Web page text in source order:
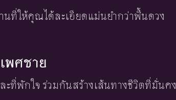
นที่ให้คุณได้ละเอียดแม่นยำกว่าพื้นดวง
พศชาย
ที่พักใจ ร่วมกันสร้างเส้นทางชีวิตที่มั่นคง